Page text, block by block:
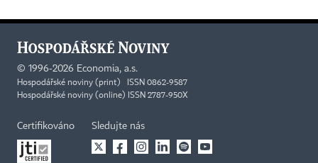
© 1996-2026 Economia, a.s.
Hospodářské noviny (print) ISSN 0862-9587
Hospodářské noviny (online) ISSN 2787-950X
Certifikováno Sledujte nás